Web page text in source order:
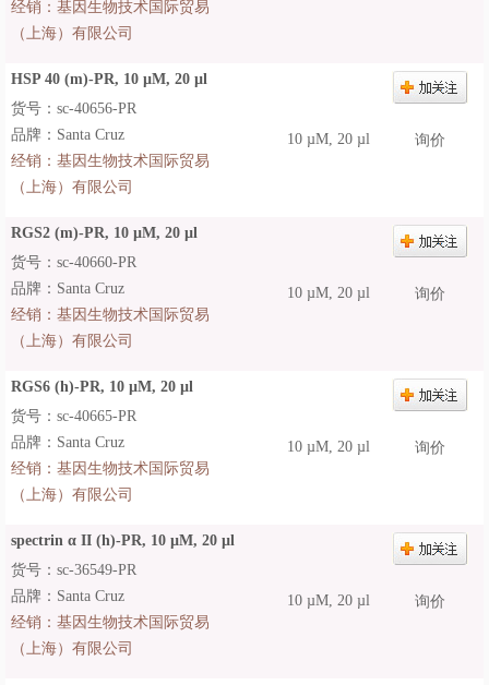
经销： 基因生物技术国际贸易
（上海）有限公司
HSP 40 (m)-PR, 10 µM, 20 µl
10 µM, 20 µl 询价
货号：sc-40656-PR
品牌：Santa Cruz
经销： 基因生物技术国际贸易
（上海）有限公司
RGS2 (m)-PR, 10 µM, 20 µl
10 µM, 20 µl 询价
货号：sc-40660-PR
品牌：Santa Cruz
经销： 基因生物技术国际贸易
（上海）有限公司
RGS6 (h)-PR, 10 µM, 20 µl
10 µM, 20 µl 询价
货号：sc-40665-PR
品牌：Santa Cruz
经销： 基因生物技术国际贸易
（上海）有限公司
spectrin α II (h)-PR, 10 µM, 20 µl
10 µM, 20 µl 询价
货号：sc-36549-PR
品牌：Santa Cruz
经销： 基因生物技术国际贸易
（上海）有限公司